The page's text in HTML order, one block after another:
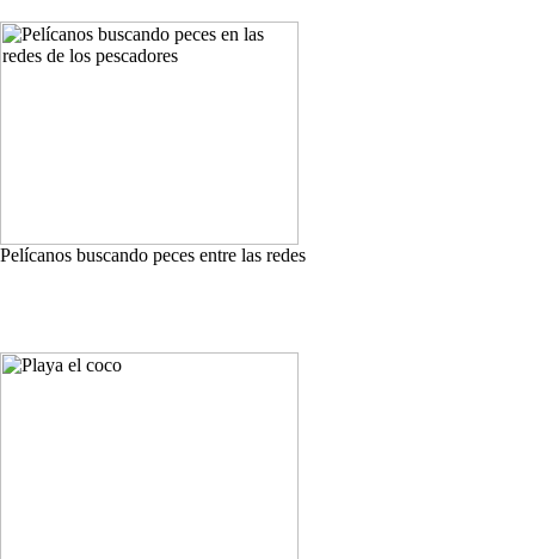
Pelícanos buscando peces entre las redes